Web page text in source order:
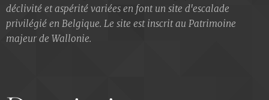
déclivité et aspérité variées en font un site d'escalade
privilégié en Belgique. Le site est inscrit au Patrimoine
majeur de Wallonie.